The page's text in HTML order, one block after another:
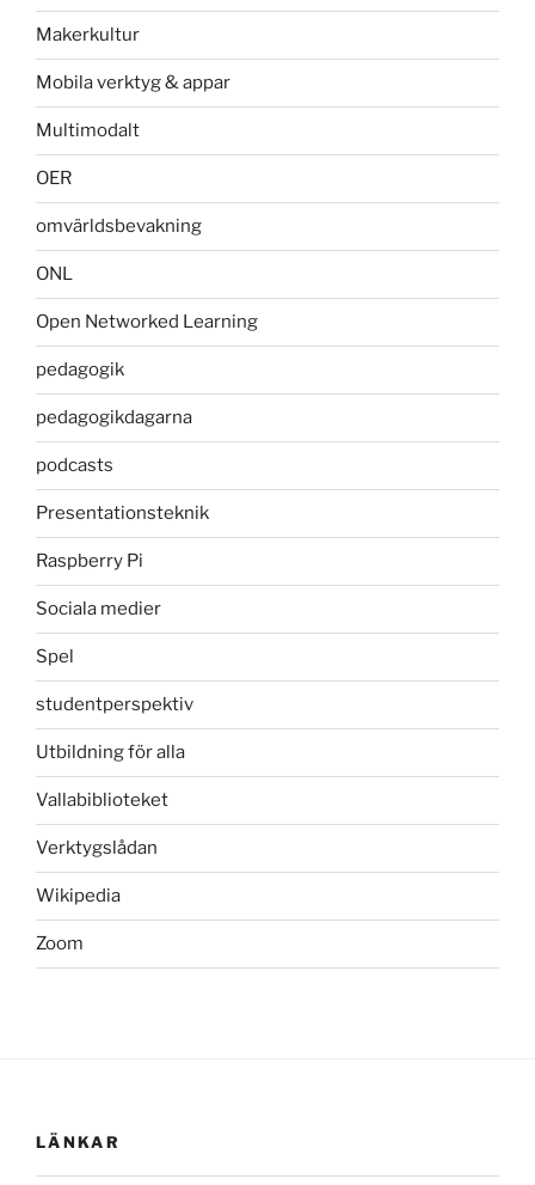
Makerkultur
Mobila verktyg & appar
Multimodalt
OER
omvärldsbevakning
ONL
Open Networked Learning
pedagogik
pedagogikdagarna
podcasts
Presentationsteknik
Raspberry Pi
Sociala medier
Spel
studentperspektiv
Utbildning för alla
Vallabiblioteket
Verktygslådan
Wikipedia
Zoom
LÄNKAR